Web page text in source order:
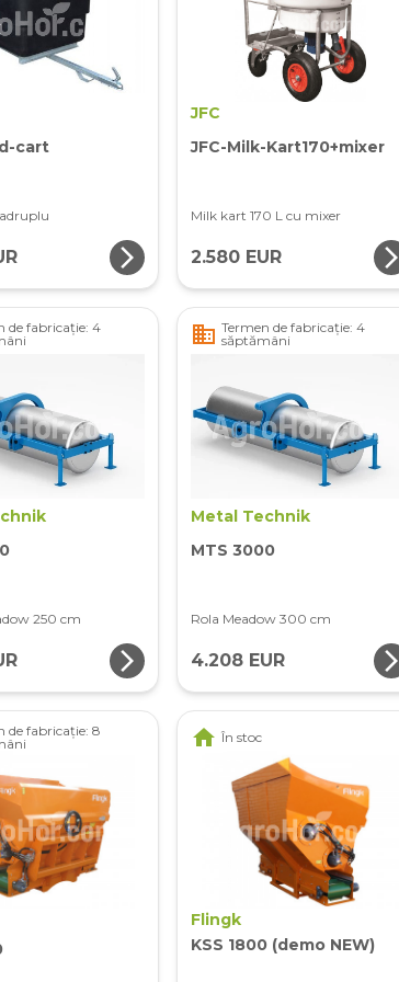
cart
arrow_forward_ios
JFC
JFC-Milk-Kart170+mixer
Milk kart 170 L cu mixer
2.580 EUR arrow_forward_ios
de fabricație: 4
250 cm
arrow_forward_ios
business Termen de fabricație: 4
săptămâni
Metal Technik
MTS 3000
Rola Meadow 300 cm
4.208 EUR arrow_forward_ios
de fabricație: 8
home În stoc
Flingk
KSS 1800 (demo NEW)